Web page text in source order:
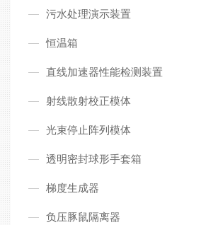
污水处理演示装置
恒温箱
直线加速器性能检测装置
射线散射校正模体
光束停止阵列模体
透明密封球形手套箱
梯度生成器
负压豚鼠隔离器